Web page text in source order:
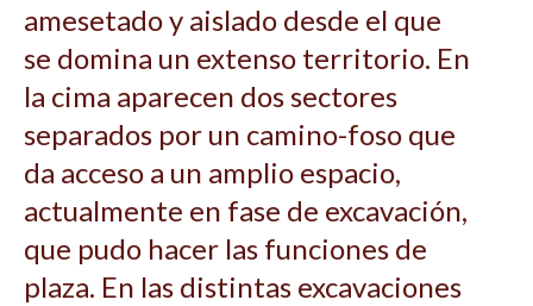
amesetado y aislado desde el que
se domina un extenso territorio. En
la cima aparecen dos sectores
separados por un camino-foso que
da acceso a un amplio espacio,
actualmente en fase de excavación,
que pudo hacer las funciones de
plaza. En las distintas excavaciones